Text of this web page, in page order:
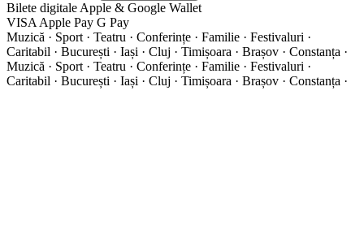
Bilete digitale Apple & Google Wallet
VISA Apple Pay G Pay
Muzică · Sport · Teatru · Conferințe · Familie · Festivaluri ·
Caritabil · București · Iași · Cluj · Timișoara · Brașov · Constanța ·
Muzică · Sport · Teatru · Conferințe · Familie · Festivaluri ·
Caritabil · București · Iași · Cluj · Timișoara · Brașov · Constanța ·